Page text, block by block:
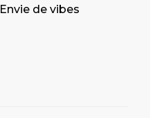
Envie de vibes